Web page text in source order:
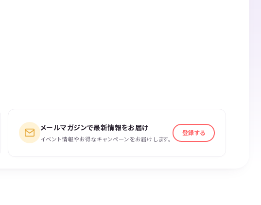
メールマガジンで最新情報をお届け
イベント情報やお得なキャンペーンをお届けします。
登録する